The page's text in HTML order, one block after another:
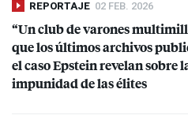
REPORTAJE 02 FEB. 2026
“Un club de varones
que los últimos archivos
el caso Epstein revelan sobre
impunidad de las élites